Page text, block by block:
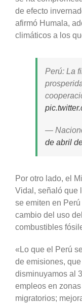
de efecto
afirmó Humala,
climáticos a los
Perú: La
—
de abril
Por otro lado, el
Vidal, señaló que
se emiten en
cambio del uso
combustibles
«Lo que el Perú
de emisiones,
disminuyamos al
empleos en
migratorios;